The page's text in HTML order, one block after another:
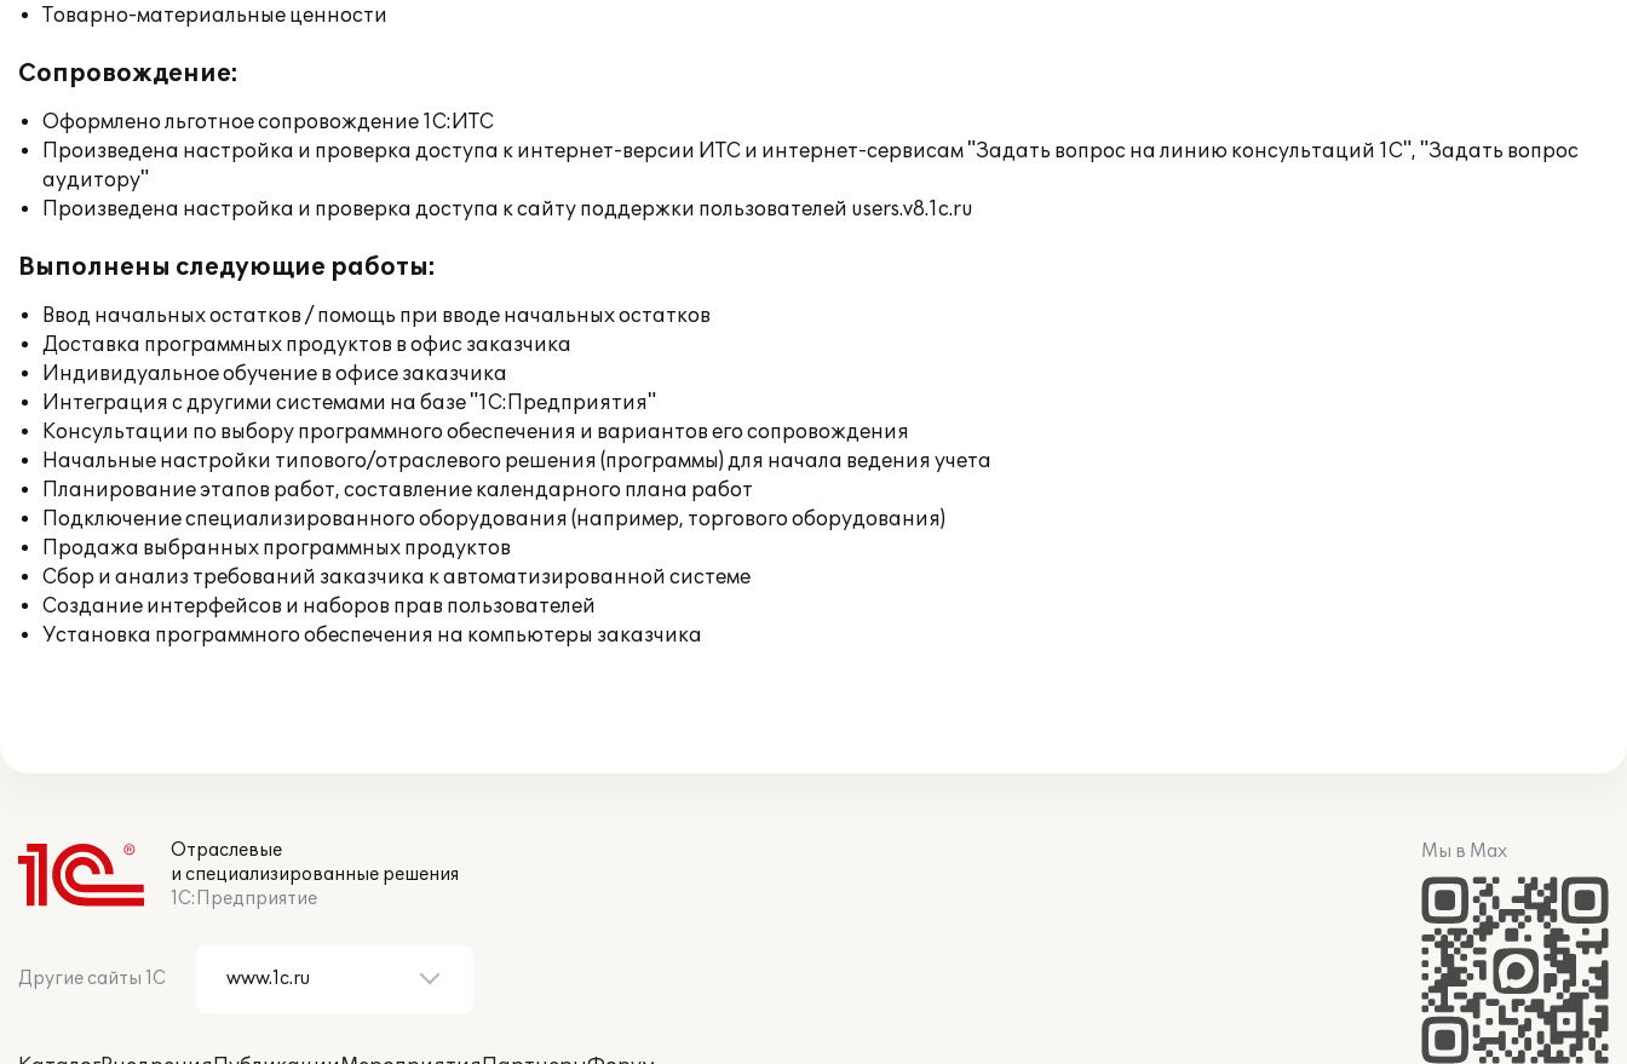
Товарно-материальные ценности
Сопровождение:
Оформлено льготное сопровождение 1С:ИТС
Произведена настройка и проверка доступа к интернет-версии ИТС и интернет-сервисам "Задать вопрос на линию консультаций 1С", "Задать вопрос
аудитору"
Произведена настройка и проверка доступа к сайту поддержки пользователей users.v8.1c.ru
Выполнены следующие работы:
Ввод начальных остатков / помощь при вводе начальных остатков
Доставка программных продуктов в офис заказчика
Индивидуальное обучение в офисе заказчика
Интеграция с другими системами на базе "1С:Предприятия"
Консультации по выбору программного обеспечения и вариантов его сопровождения
Начальные настройки типового/отраслевого решения (программы) для начала ведения учета
Планирование этапов работ, составление календарного плана работ
Подключение специализированного оборудования (например, торгового оборудования)
Продажа выбранных программных продуктов
Сбор и анализ требований заказчика к автоматизированной системе
Создание интерфейсов и наборов прав пользователей
Установка программного обеспечения на компьютеры заказчика
Отраслевые
и специализированные решения
1С:Предприятие
Другие сайты 1С
Мы в Max